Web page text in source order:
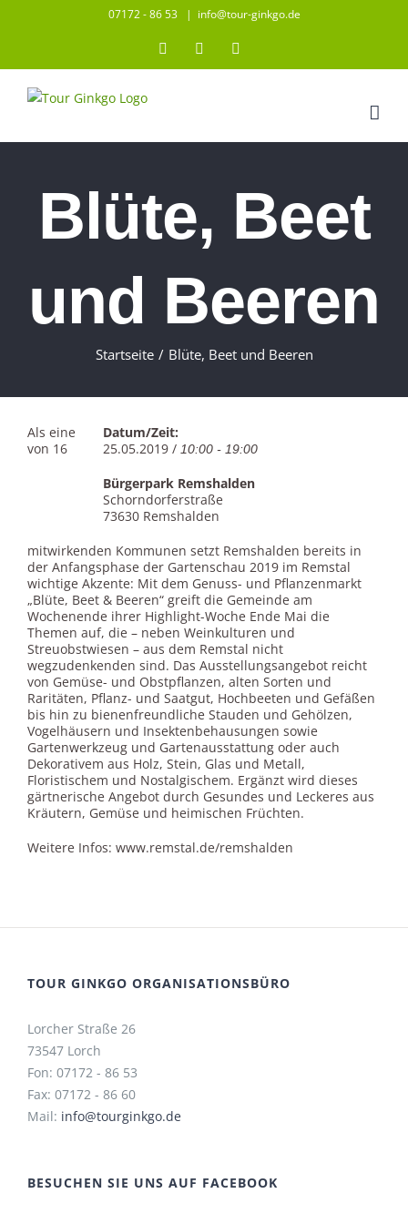
07172 - 86 53 | info@tour-ginkgo.de
InstagramFacebook
Blüte, Beet
und Beeren
Startseite / Blüte, Beet und Beeren
Datum/Zeit:
25.05.2019 / 10:00 - 19:00
Bürgerpark Remshalden
Schorndorferstraße
73630 Remshalden
Als eine
von 16
mitwirkenden Kommunen setzt Remshalden bereits in
der Anfangsphase der Gartenschau 2019 im Remstal
wichtige Akzente: Mit dem Genuss- und Pflanzenmarkt
„Blüte, Beet & Beeren“ greift die Gemeinde am
Wochenende ihrer Highlight-Woche Ende Mai die
Themen auf, die – neben Weinkulturen und
Streuobstwiesen – aus dem Remstal nicht
wegzudenkenden sind. Das Ausstellungsangebot reicht
von Gemüse- und Obstpflanzen, alten Sorten und
Raritäten, Pflanz- und Saatgut, Hochbeeten und Gefäßen
bis hin zu bienenfreundliche Stauden und Gehölzen,
Vogelhäusern und Insektenbehausungen sowie
Gartenwerkzeug und Gartenausstattung oder auch
Dekorativem aus Holz, Stein, Glas und Metall,
Floristischem und Nostalgischem. Ergänzt wird dieses
gärtnerische Angebot durch Gesundes und Leckeres aus
Kräutern, Gemüse und heimischen Früchten.
Weitere Infos: www.remstal.de/remshalden
TOUR GINKGO ORGANISATIONSBÜRO
Lorcher Straße 26
73547 Lorch
Fon: 07172 - 86 53
Fax: 07172 - 86 60
Mail: info@tourginkgo.de
BESUCHEN SIE UNS AUF FACEBOOK